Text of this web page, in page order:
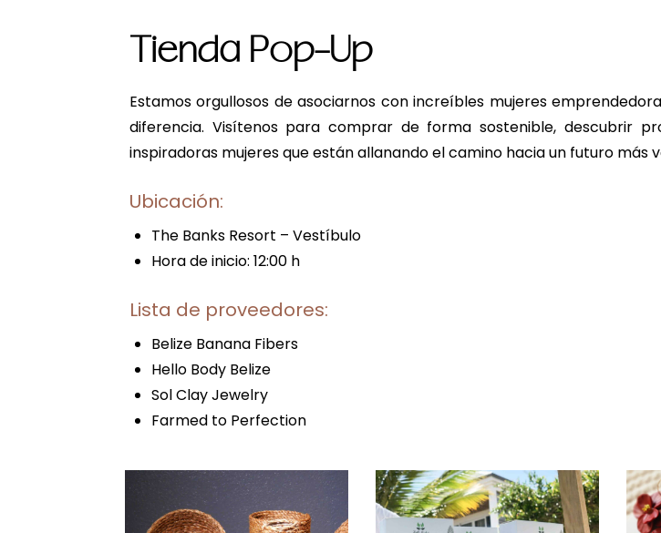
Tienda Pop-Up
Estamos orgullosos de asociarnos con increíbles mujeres
diferencia. Visítenos para comprar de forma sostenible, descubrir
inspiradoras mujeres que están allanando el camino hacia un futuro más
Ubicación:
The Banks Resort – Vestíbulo
Hora de inicio: 12:00 h
Lista de proveedores:
Belize Banana Fibers
Hello Body Belize
Sol Clay Jewelry
Farmed to Perfection